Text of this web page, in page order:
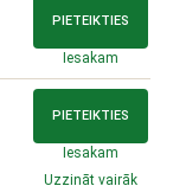
PIETEIKTIES
Iesakam
PIETEIKTIES
Iesakam
Uzzināt vairāk